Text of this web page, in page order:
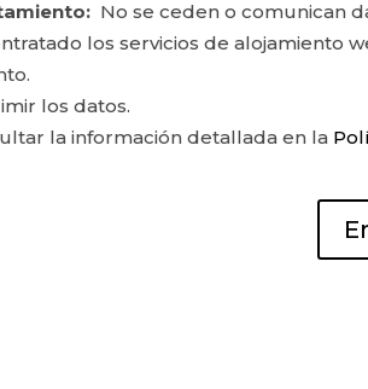
No se ceden o comunican
los servicios de alojamiento
los datos.
la información detallada en la